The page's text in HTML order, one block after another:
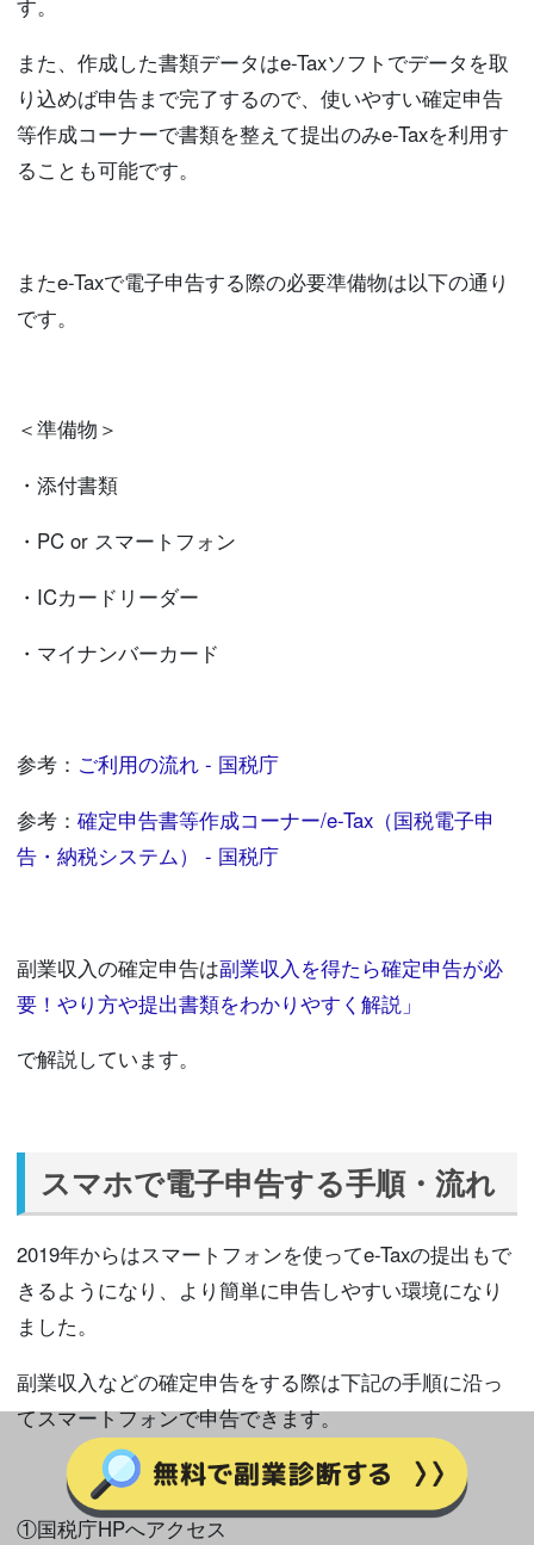
す。
また、作成した書類データはe-Taxソフトでデータを取
り込めば申告まで完了するので、使いやすい確定申告
等作成コーナーで書類を整えて提出のみe-Taxを利用す
ることも可能です。
またe-Taxで電子申告する際の必要準備物は以下の通り
です。
＜準備物＞
・添付書類
・PC or スマートフォン
・ICカードリーダー
・マイナンバーカード
参考： ご利用の流れ - 国税庁
参考： 確定申告書等作成コーナー/e-Tax（国税電子申
告・納税システム） - 国税庁
副業収入の確定申告は副業収入を得たら確定申告が必
要！やり方や提出書類をわかりやすく解説」
で解説しています。
スマホで電子申告する手順・流れ
2019年からはスマートフォンを使ってe-Taxの提出もで
きるようになり、より簡単に申告しやすい環境になり
ました。
副業収入などの確定申告をする際は下記の手順に沿っ
てスマートフォンで申告できます。
①国税庁HPへアクセス